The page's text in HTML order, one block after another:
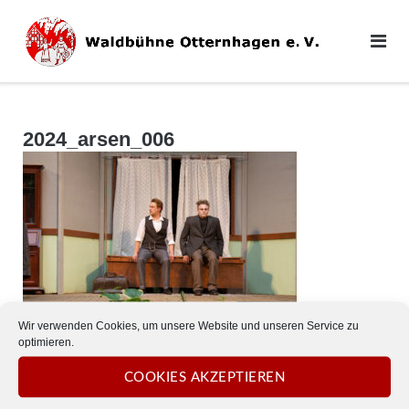
Wir verwenden Cookies, um unsere Website und unseren Service zu
optimieren.
COOKIES AKZEPTIEREN
Inhalt
2024_arsen_006